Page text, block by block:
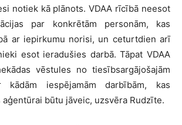
notiek kā plānots. VDAA rīcībā neesot
par konkrētām personām, kas
ar iepirkumu norisi, un ceturtdien arī
esot ieradušies darbā. Tāpat VDAA
vēstules no tiesībsargājošajām
kādām iespējamām darbībām, kas
būtu jāveic, uzsvēra Rudzīte.